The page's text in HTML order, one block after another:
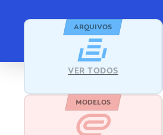
ARQUIVOS
VER TODOS
MODELOS